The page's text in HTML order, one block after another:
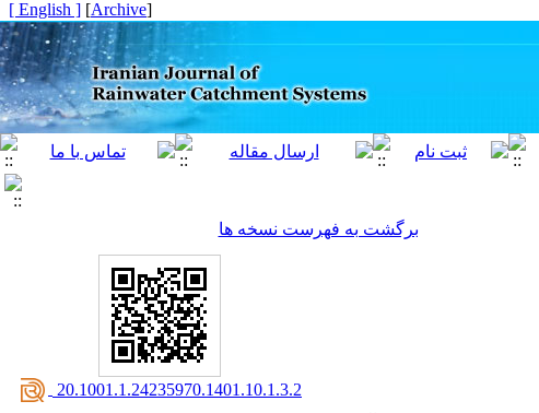
[
Archive
]
[ English ]
برگشت به فهرست نسخه ها
‎ 20.1001.1.24235970.1401.10.1.3.2